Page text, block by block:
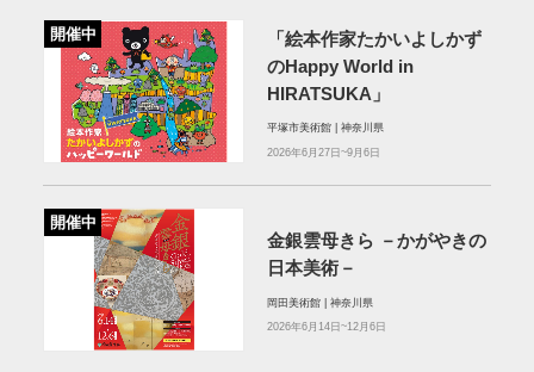
開催中
「絵本作家たかいよしかず
のHappy World in
HIRATSUKA」
平塚市美術館 | 神奈川県
2026年6月27日~9月6日
開催中
金銀雲母きら －かがやきの
日本美術－
岡田美術館 | 神奈川県
2026年6月14日~12月6日